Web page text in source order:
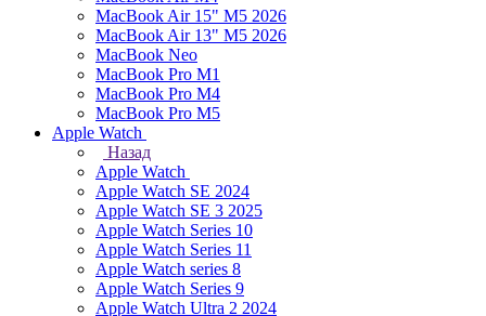
MacBook Air 15" М5 2026
MacBook Air 13" М5 2026
MacBook Neo
MacBook Pro M1
MacBook Pro M4
MacBook Pro M5
Apple Watch
Назад
Apple Watch
Apple Watch SE 2024
Apple Watch SE 3 2025
Apple Watch Series 10
Apple Watch Series 11
Apple Watch series 8
Apple Watch Series 9
Apple Watch Ultra 2 2024